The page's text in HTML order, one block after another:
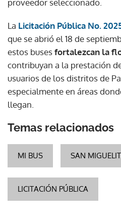
proveedor seleccionado.
La Licitación Pública No.
que se abrió el 18 de
estos busesfortalezcan la
contribuyan a la prestación
usuarios de los distritos de
especialmente en áreas
llegan.
Temas relacionados
MI BUS SAN
LICITACIÓN PÚBLICA